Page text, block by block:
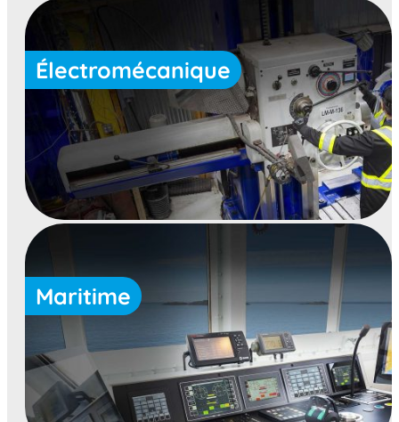
Électromécanique
Maritime